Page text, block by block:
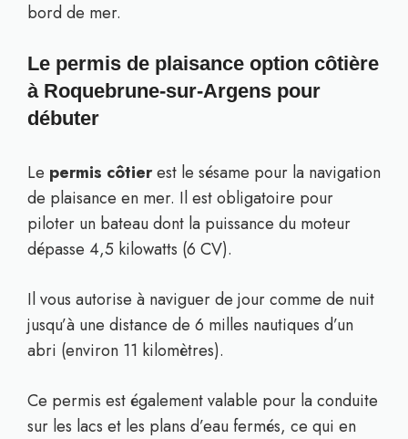
bord de mer.
Le permis de plaisance option côtière
à Roquebrune-sur-Argens pour
débuter
Le permis côtierest le sésame pour la navigation
de plaisance en mer. Il est obligatoire pour
piloter un bateau dont la puissance du moteur
dépasse 4,5 kilowatts (6 CV).
Il vous autorise à naviguer de jour comme de nuit
jusqu’à une distance de 6 milles nautiques d’un
abri (environ 11 kilomètres).
Ce permis est également valable pour la conduite
sur les lacs et les plans d’eau fermés, ce qui en